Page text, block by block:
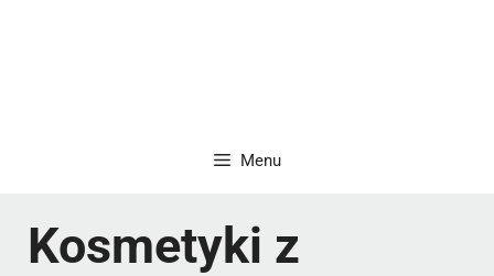
Menu
Kosmetyki z